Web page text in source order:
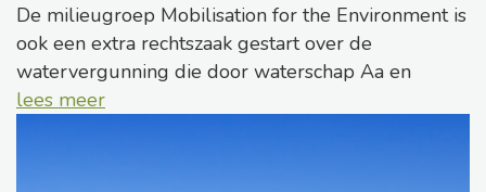
De milieugroep Mobilisation for the Environment is
ook een extra rechtszaak gestart over de
watervergunning die door waterschap Aa en
lees meer